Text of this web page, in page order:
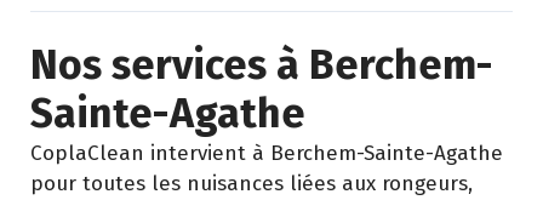
Nos services à Berchem-
Sainte-Agathe
CoplaClean intervient à Berchem-Sainte-Agathe
pour toutes les nuisances liées aux rongeurs,